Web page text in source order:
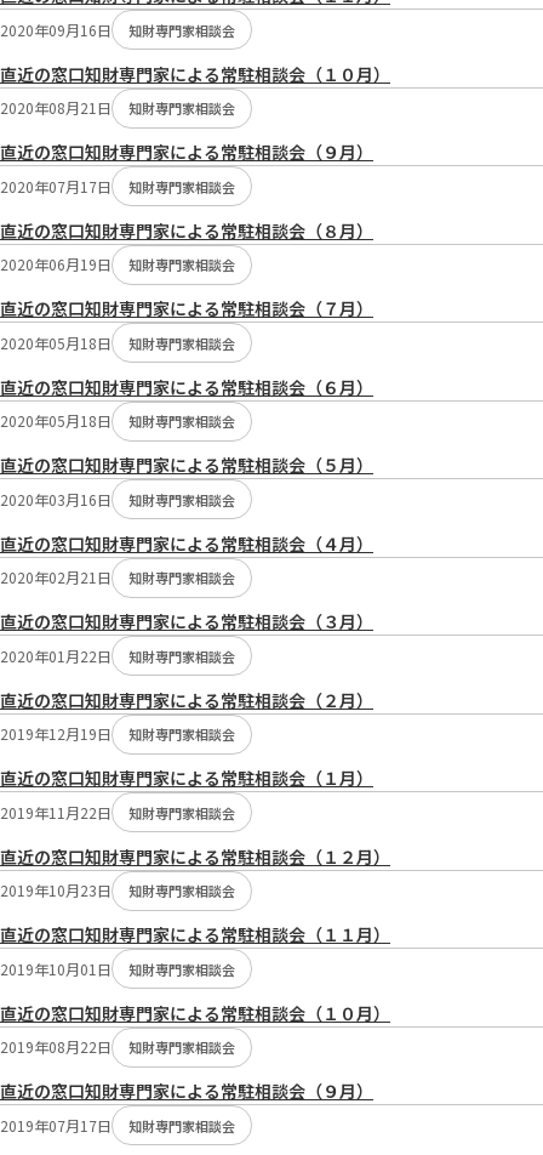
2020年09月16日 知財専門家相談会
直近の窓口知財専門家による常駐相談会（１０月）
2020年08月21日 知財専門家相談会
直近の窓口知財専門家による常駐相談会（９月）
2020年07月17日 知財専門家相談会
直近の窓口知財専門家による常駐相談会（８月）
2020年06月19日 知財専門家相談会
直近の窓口知財専門家による常駐相談会（７月）
2020年05月18日 知財専門家相談会
直近の窓口知財専門家による常駐相談会（６月）
2020年05月18日 知財専門家相談会
直近の窓口知財専門家による常駐相談会（５月）
2020年03月16日 知財専門家相談会
直近の窓口知財専門家による常駐相談会（４月）
2020年02月21日 知財専門家相談会
直近の窓口知財専門家による常駐相談会（３月）
2020年01月22日 知財専門家相談会
直近の窓口知財専門家による常駐相談会（２月）
2019年12月19日 知財専門家相談会
直近の窓口知財専門家による常駐相談会（１月）
2019年11月22日 知財専門家相談会
直近の窓口知財専門家による常駐相談会（１２月）
2019年10月23日 知財専門家相談会
直近の窓口知財専門家による常駐相談会（１１月）
2019年10月01日 知財専門家相談会
直近の窓口知財専門家による常駐相談会（１０月）
2019年08月22日 知財専門家相談会
直近の窓口知財専門家による常駐相談会（９月）
2019年07月17日 知財専門家相談会